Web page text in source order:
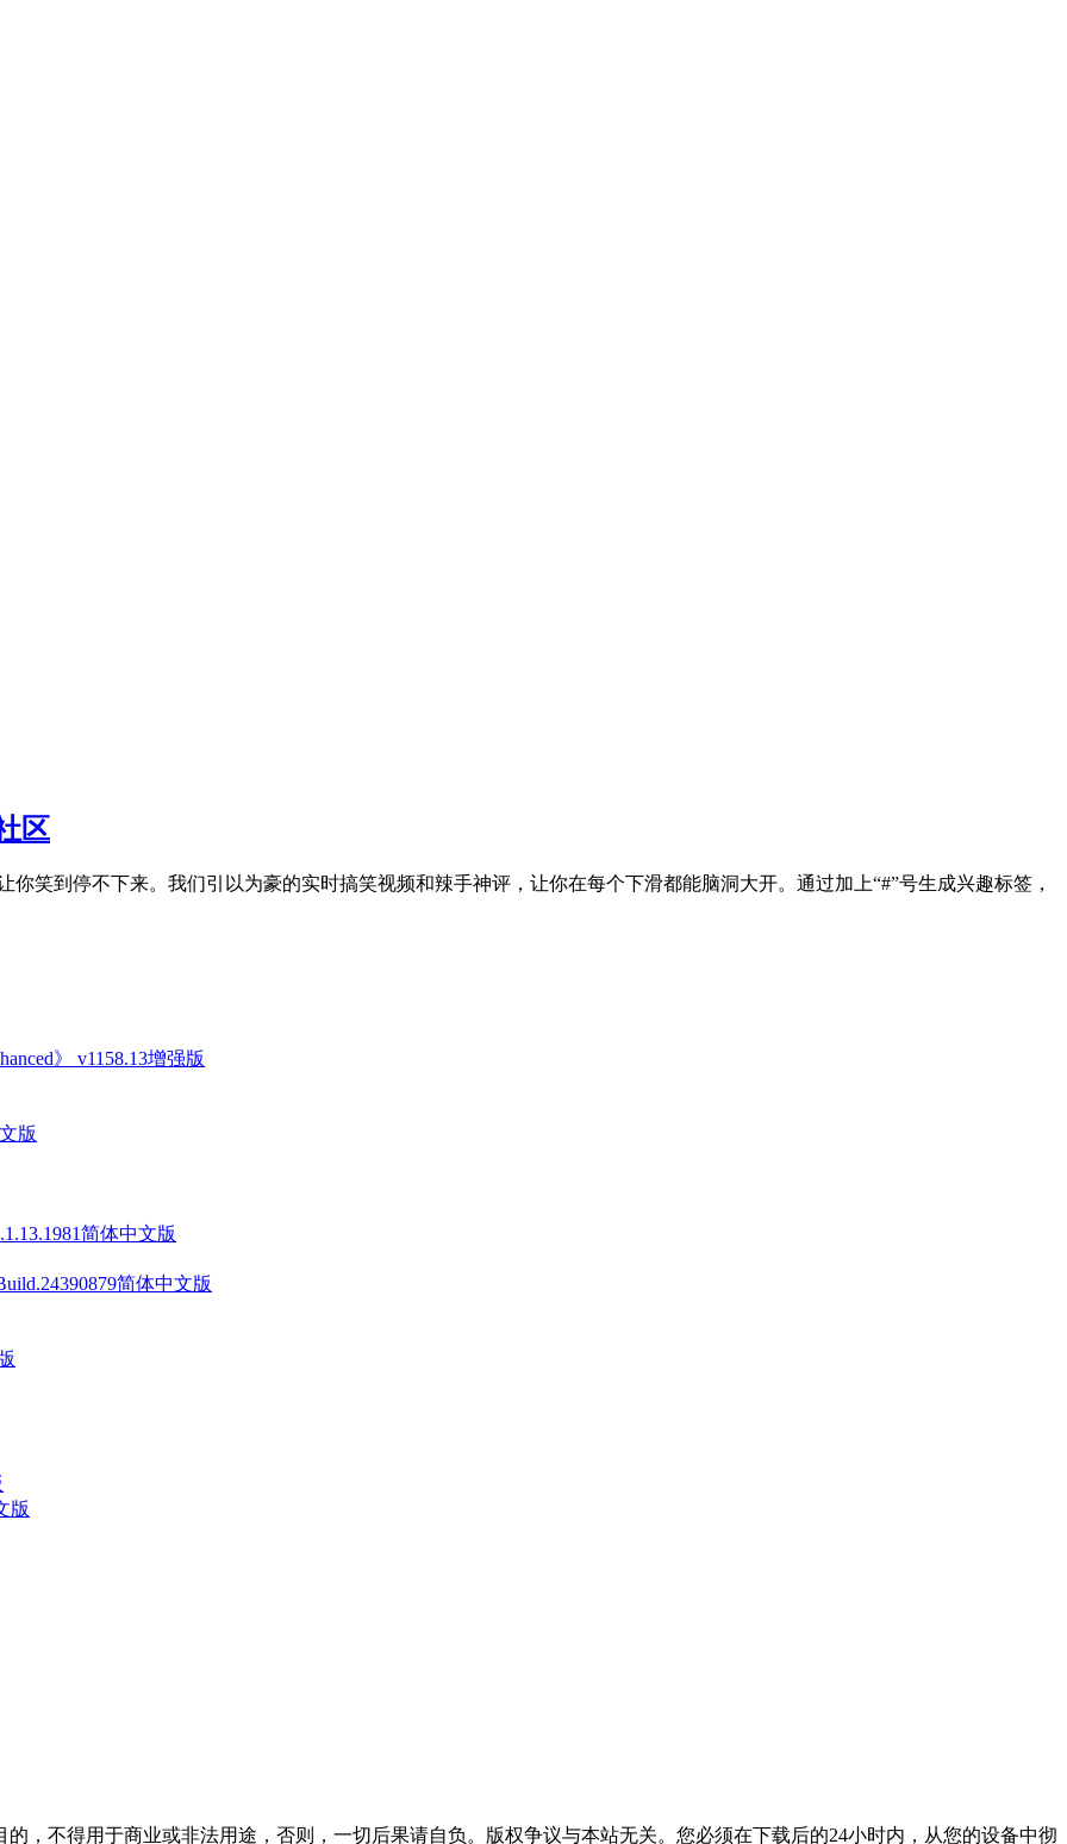
区
笑到停不下来。我们引以为豪的实时搞笑视频和辣手神评，让你在每个下滑都能脑洞大开。通过加上“#”号生成兴趣标签，
》 v1158.13增强版
版
简体中文版
简体中文版
版
，不得用于商业或非法用途，否则，一切后果请自负。版权争议与本站无关。您必须在下载后的24小时内，从您的设备中彻